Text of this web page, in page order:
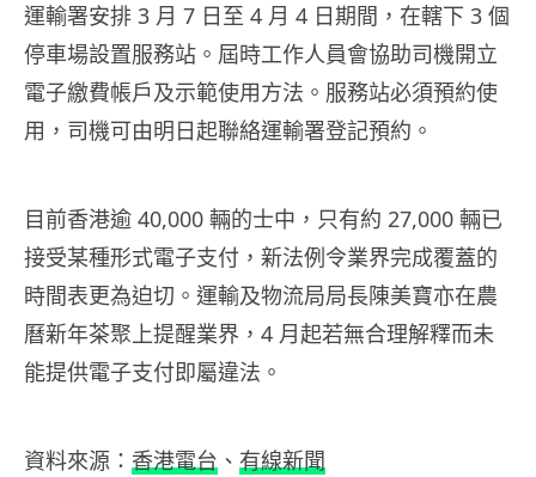
運輸署安排 3 月 7 日至 4 月 4 日期間，在轄下 3 個
停車場設置服務站。屆時工作人員會協助司機開立
電子繳費帳戶及示範使用方法。服務站必須預約使
用，司機可由明日起聯絡運輸署登記預約。
目前香港逾 40,000 輛的士中，只有約 27,000 輛已
接受某種形式電子支付，新法例令業界完成覆蓋的
時間表更為迫切。運輸及物流局局長陳美寶亦在農
曆新年茶聚上提醒業界，4 月起若無合理解釋而未
能提供電子支付即屬違法。
資料來源： 香港電台 、 有線新聞